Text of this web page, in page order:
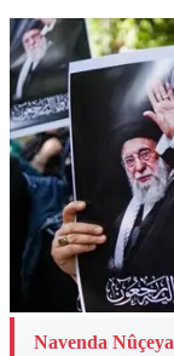
Navenda